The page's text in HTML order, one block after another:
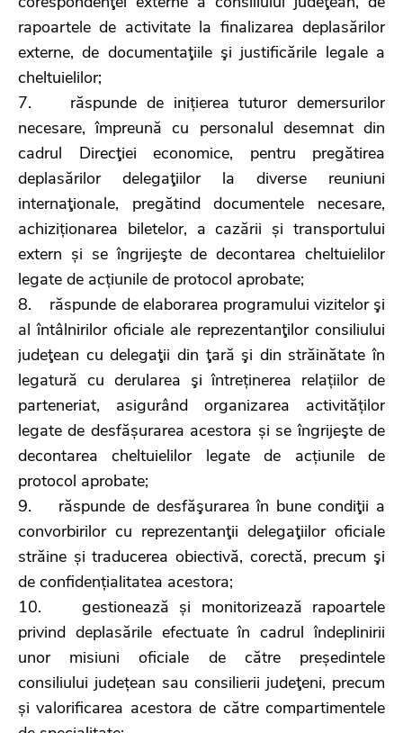
rapoartele de activitate la finalizarea deplasărilor
externe, de documentaţiile şi justificările legale a
cheltuielilor;
7. răspunde de inițierea tuturor demersurilor
necesare, împreună cu personalul desemnat din
cadrul Direcţiei economice, pentru pregătirea
deplasărilor delegaţiilor la diverse reuniuni
internaţionale, pregătind documentele necesare,
achiziționarea biletelor, a cazării și transportului
extern și se îngrijeşte de decontarea cheltuielilor
legate de acțiunile de protocol aprobate;
8. răspunde de elaborarea programului vizitelor şi
al întâlnirilor oficiale ale reprezentanţilor consiliului
judeţean cu delegaţii din ţară şi din străinătate în
legatură cu derularea şi întreținerea relațiilor de
parteneriat, asigurând organizarea activităților
legate de desfășurarea acestora și se îngrijeşte de
decontarea cheltuielilor legate de acțiunile de
protocol aprobate;
9. răspunde de desfăşurarea în bune condiţii a
convorbirilor cu reprezentanţii delegaţiilor oficiale
străine și traducerea obiectivă, corectă, precum şi
de confidențialitatea acestora;
10. gestionează și monitorizează rapoartele
privind deplasările efectuate în cadrul îndeplinirii
unor misiuni oficiale de către președintele
consiliului județean sau consilierii judeţeni, precum
și valorificarea acestora de către compartimentele